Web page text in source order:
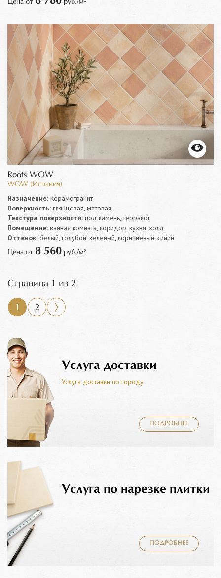
Цена от руб./м²
Roots WOW
WOW (Испания)
Назначение: Керамогранит
Поверхность: глянцевая, матовая
Текстура поверхности: под камень, терракот
Помещение: ванная комната, коридор, кухня, холл
Оттенок: белый, голубой, зеленый, коричневый, синий
Цена от 8 560 руб./м²
Страница 1 из 2
1 2
Услуга доставки
Услуга доставки по городу
ПОДРОБНЕЕ
Услуга по нарезке плитки
ПОДРОБНЕЕ